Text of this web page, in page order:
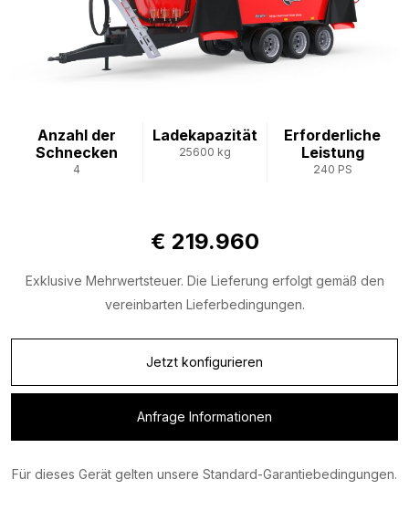
Anzahl der
Schnecken
4
Ladekapazität
25600 kg
Erforderliche
Leistung
240 PS
€ 219.960
Exklusive Mehrwertsteuer. Die Lieferung erfolgt gemäß den
vereinbarten Lieferbedingungen.
Jetzt konfigurieren
Anfrage Informationen
Für dieses Gerät gelten unsere Standard-Garantiebedingungen.